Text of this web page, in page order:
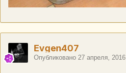
Evgen407
Опубликовано 27 апреля, 2016